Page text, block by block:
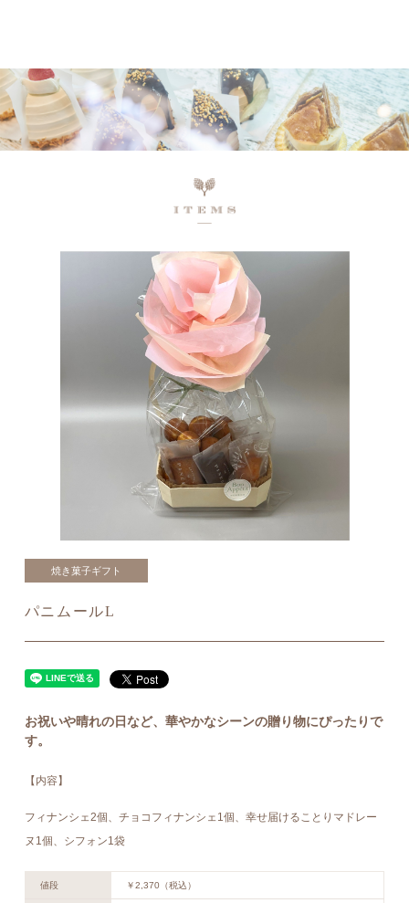
焼き菓子ギフト
パニムールL
お祝いや晴れの日など、華やかなシーンの贈り物にぴったりで
す。
【内容】
フィナンシェ2個、チョコフィナンシェ1個、幸せ届けることりマドレー
ヌ1個、シフォン1袋
値段 ￥2,370（税込）